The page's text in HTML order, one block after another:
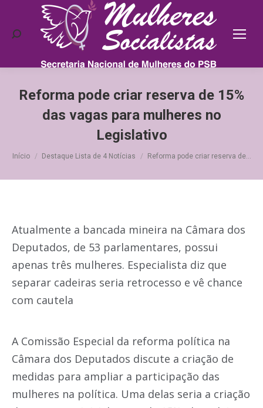
Search:
Reforma pode criar reserva de 15%
das vagas para mulheres no
Legislativo
Você está aqui:
Início Destaque Lista de 4 Notícias Reforma pode criar reserva de…
Atualmente a bancada mineira na Câmara dos
Deputados, de 53 parlamentares, possui
apenas três mulheres. Especialista diz que
separar cadeiras seria retrocesso e vê chance
com cautela
A Comissão Especial da reforma política na
Câmara dos Deputados discute a criação de
medidas para ampliar a participação das
mulheres na política. Uma delas seria a criação